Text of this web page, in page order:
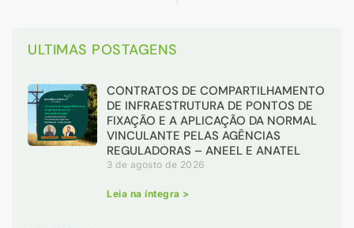
ULTIMAS POSTAGENS
CONTRATOS DE COMPARTILHAMENTO
DE INFRAESTRUTURA DE PONTOS DE
FIXAÇÃO E A APLICAÇÃO DA NORMAL
VINCULANTE PELAS AGÊNCIAS
REGULADORAS – ANEEL E ANATEL
3 de agosto de 2026
Leia na íntegra >